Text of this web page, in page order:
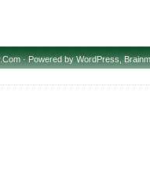
· Powered byWordPress,